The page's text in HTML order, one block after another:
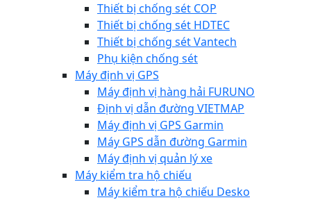
Thiết bị chống sét COP
Thiết bị chống sét HDTEC
Thiết bị chống sét Vantech
Phụ kiện chống sét
Máy định vị GPS
Máy định vị hàng hải FURUNO
Định vị dẫn đường VIETMAP
Máy định vị GPS Garmin
Máy GPS dẫn đường Garmin
Máy định vị quản lý xe
Máy kiểm tra hộ chiếu
Máy kiểm tra hộ chiếu Desko